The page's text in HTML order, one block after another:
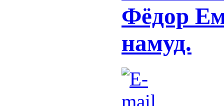
Фёдор
намуд.